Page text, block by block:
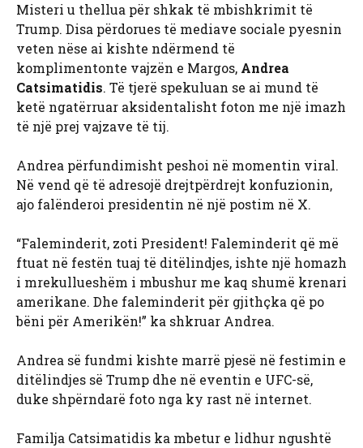
Misteri u thellua për shkak të mbishkrimit të
Trump. Disa përdorues të mediave sociale pyesnin
veten nëse ai kishte ndërmend të
komplimentonte vajzën e Margos, Andrea
Catsimatidis. Të tjerë spekuluan se ai mund të
ketë ngatërruar aksidentalisht foton me një imazh
të një prej vajzave të tij.
Andrea përfundimisht peshoi në momentin viral.
Në vend që të adresojë drejtpërdrejt konfuzionin,
ajo falënderoi presidentin në një postim në X.
“Faleminderit, zoti President! Faleminderit që më
ftuat në festën tuaj të ditëlindjes, ishte një homazh
i mrekullueshëm i mbushur me kaq shumë krenari
amerikane. Dhe faleminderit për gjithçka që po
bëni për Amerikën!” ka shkruar Andrea.
Andrea së fundmi kishte marrë pjesë në festimin e
ditëlindjes së Trump dhe në eventin e UFC-së,
duke shpërndarë foto nga ky rast në internet.
Familja Catsimatidis ka mbetur e lidhur ngushtë